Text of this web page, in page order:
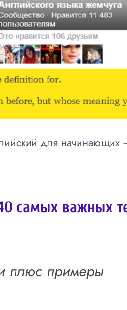
для начинающих
самых важных
плюс примеры